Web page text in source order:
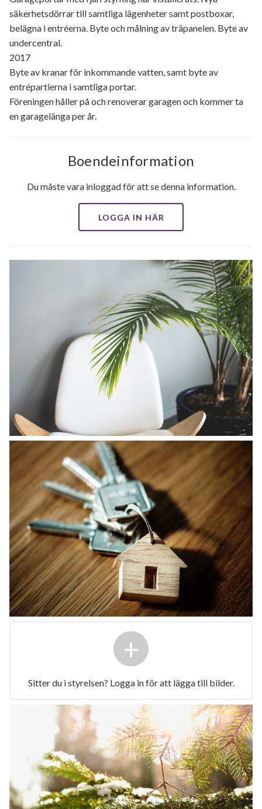
säkerhetsdörrar till samtliga lägenheter samt postboxar,
belägna i entréerna. Byte och målning av träpanelen. Byte av
undercentral.
2017
Byte av kranar för inkommande vatten, samt byte av
entrépartierna i samtliga portar.
Föreningen håller på och renoverar garagen och kommer ta
en garagelänga per år.
Boendeinformation
Du måste vara inloggad för att se denna information.
LOGGA IN HÄR
+
Sitter du i styrelsen? Logga in för att lägga till bilder.